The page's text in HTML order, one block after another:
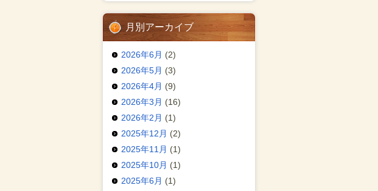
月別アーカイブ
2026年6月 (2)
2026年5月 (3)
2026年4月 (9)
2026年3月 (16)
2026年2月 (1)
2025年12月 (2)
2025年11月 (1)
2025年10月 (1)
2025年6月 (1)